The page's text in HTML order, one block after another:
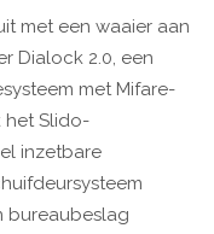
met een waaier aan
Dialock 2.0, een
met Mifare-
het Slido-
inzetbare
bureaubeslag